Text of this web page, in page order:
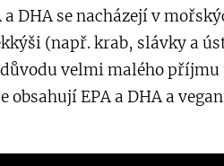
DHA se nacházejí v
(např. krab, slávky a
velmi malého
obsahují EPA a DHA a